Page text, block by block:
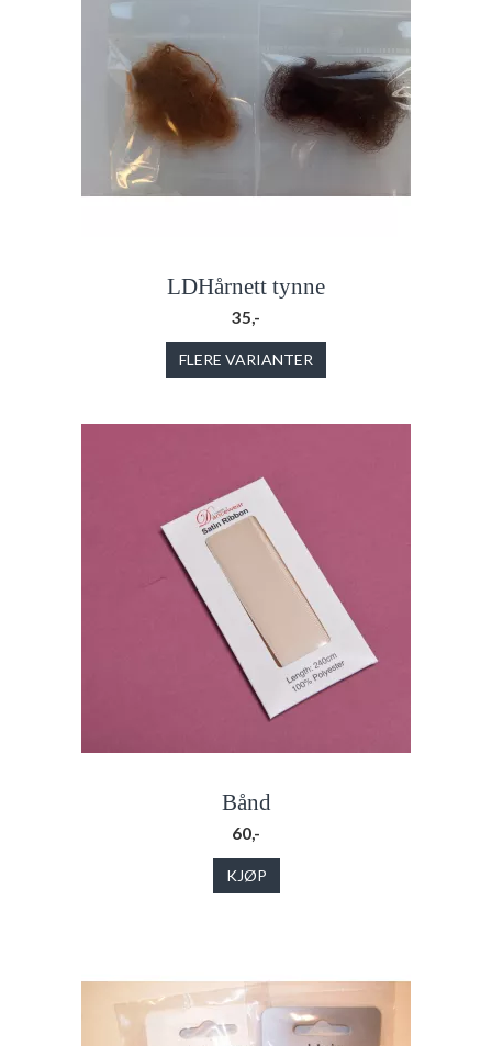
LDHårnett tynne
35,-
FLERE VARIANTER
Bånd
60,-
KJØP